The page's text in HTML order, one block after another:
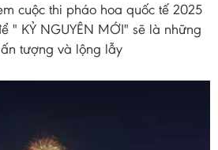
cuộc thi pháo hoa quốc tế 2025
" KỶ NGUYÊN MỚI" sẽ là những
tượng và lộng lẫy